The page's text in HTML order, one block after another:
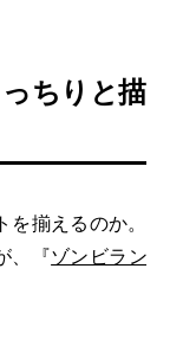
ちりと描
揃えるのか。
、『ゾンビラン